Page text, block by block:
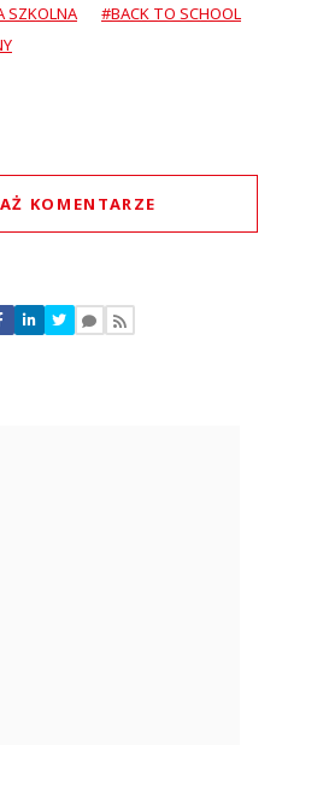
SZKOLNA
#BACK TO SCHOOL
KOMENTARZE
znaleziono komentarzy
swoje komentarze